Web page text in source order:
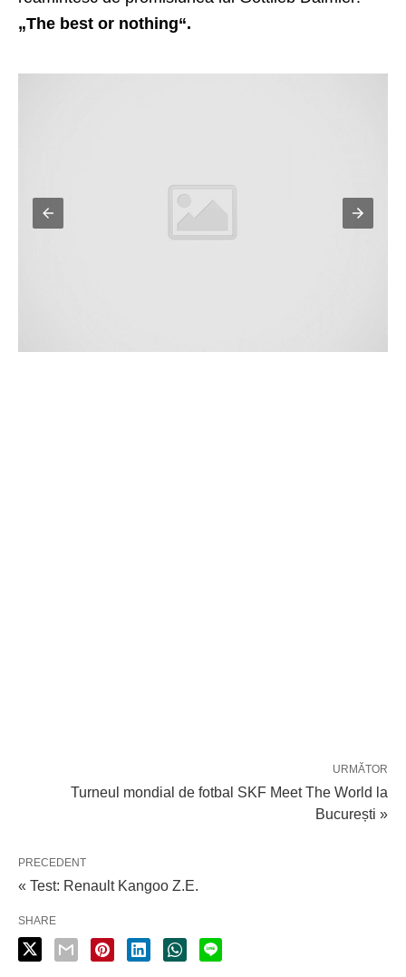
„The best or nothing“.
URMĂTOR
Turneul mondial de fotbal SKF Meet The World la
București »
PRECEDENT
« Test: Renault Kangoo Z.E.
SHARE